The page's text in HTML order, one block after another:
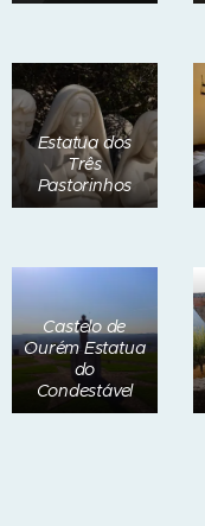
Estatua dos
Três
Pastorinhos
Castelo de
Ourém Estatua
do
Condestável